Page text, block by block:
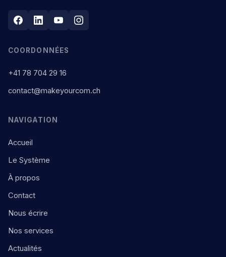
COORDONNÉES
+41 78 704 29 16
contact@makeyourcom.ch
NAVIGATION
Accueil
Le Système
À propos
Contact
Nous écrire
Nos services
Actualités